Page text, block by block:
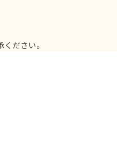
ださい。